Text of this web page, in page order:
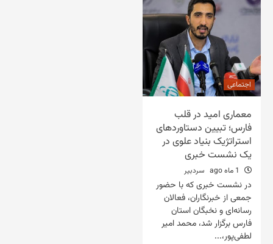
اجتماعی
معماری امید در قلب
فارس؛ تبیین دستاوردهای
استراتژیک بنیاد علوی در
یک نشست خبری
سردبیر
در نشست خبری که با حضور
جمعی از خبرنگاران، فعالان
رسانه‌ای و نخبگان استان
فارس برگزار شد، محمد امیر
لطفی‌پور،...